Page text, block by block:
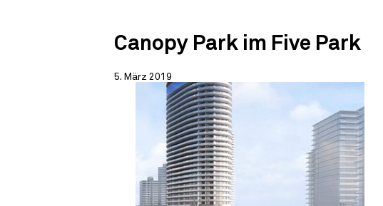
Canopy Park im Five Park
5. März 2019